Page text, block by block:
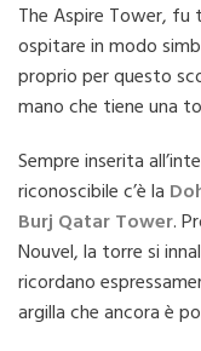
The Aspire Tower, fu
ospitare in modo
proprio per questo
mano che tiene una
Sempre inserita
riconoscibile c’è la
Burj Qatar Tower.
Nouvel, la torre si
ricordano
argilla che ancora è